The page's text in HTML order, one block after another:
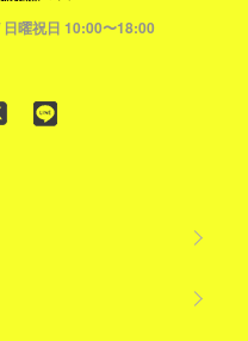
曜祝日 10:00〜18:00